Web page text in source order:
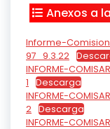
Anexos a
Informe-
97_9.3.22
INFORME-
1
Descarga
INFORME-
2 Descarga
INFORME-